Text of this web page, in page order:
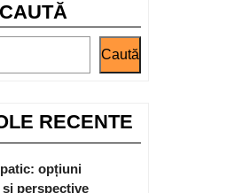
CAUTĂ
Caută
RECENTE
opțiuni
perspective